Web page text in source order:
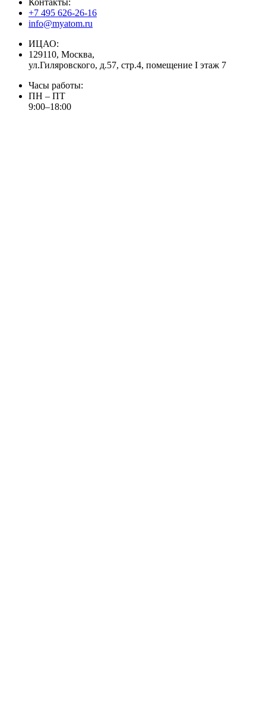
+7 495 626-26-16
info@myatom.ru
ИЦАО:
129110, Москва,
ул.Гиляровского, д.57, стр.4, помещение I этаж 7
Часы работы:
ПН – ПТ
9:00–18:00